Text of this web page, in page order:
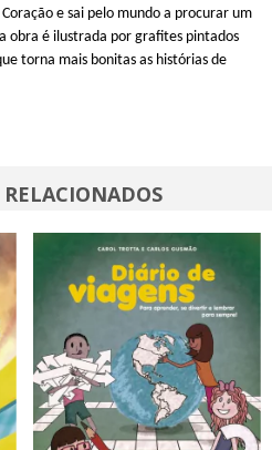
e sai pelo mundo a procurar um
obra é ilustrada por grafites pintados
torna mais bonitas as histórias de